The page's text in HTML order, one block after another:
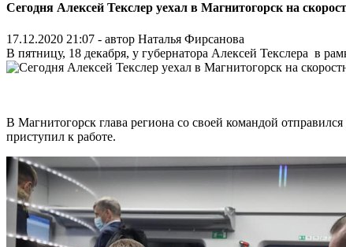
Сегодня Алексей Текслер уехал в Магнитогорск на
17.12.2020 21:07 - автор Наталья Фирсанова
В пятницу, 18 декабря, у губернатора Алексей Текслера в
В Магнитогорск глава региона со своей командой
приступил к работе.